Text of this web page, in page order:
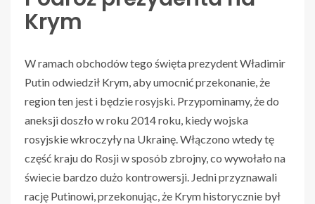
Krym
W ramach obchodów tego święta prezydent Władimir
Putin odwiedził Krym, aby umocnić przekonanie, że
region ten jest i będzie rosyjski. Przypominamy, że do
aneksji doszło w roku 2014 roku, kiedy wojska
rosyjskie wkroczyły na Ukrainę. Włączono wtedy tę
część kraju do Rosji w sposób zbrojny, co wywołało na
świecie bardzo dużo kontrowersji. Jedni przyznawali
rację Putinowi, przekonując, że Krym historycznie był